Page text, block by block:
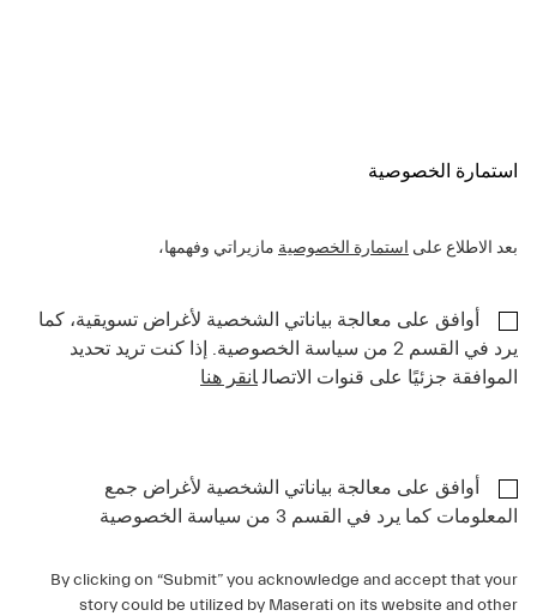
استمارة الخصوصية
بعد الاطلاع على استمارة الخصوصية مازيراتي وفهمها،
أوافق على معالجة بياناتي الشخصية لأغراض تسويقية، كما
يرد في القسم 2 من سياسة الخصوصية. إذا كنت تريد تحديد
الموافقة جزئيًا على قنوات الاتصال انقر هنا
أوافق على معالجة بياناتي الشخصية لأغراض جمع
المعلومات كما يرد في القسم 3 من سياسة الخصوصية
By clicking on “Submit” you acknowledge and accept that your
story could be utilized by Maserati on its website and other